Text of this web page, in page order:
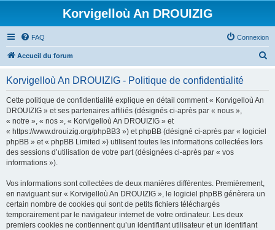
Korvigelloù An DROUIZIG
FAQ Connexion
Accueil du forum
Korvigelloù An DROUIZIG - Politique de confidentialité
Cette politique de confidentialité explique en détail comment « Korvigelloù An
DROUIZIG » et ses partenaires affiliés (désignés ci-après par « nous »,
« notre », « nos », « Korvigelloù An DROUIZIG » et
« https://www.drouizig.org/phpBB3 ») et phpBB (désigné ci-après par « logiciel
phpBB » et « phpBB Limited ») utilisent toutes les informations collectées lors
des sessions d’utilisation de votre part (désignées ci-après par « vos
informations »).
Vos informations sont collectées de deux manières différentes. Premièrement,
en naviguant sur « Korvigelloù An DROUIZIG », le logiciel phpBB génèrera un
certain nombre de cookies qui sont de petits fichiers téléchargés
temporairement par le navigateur internet de votre ordinateur. Les deux
premiers cookies ne contiennent qu’un identifiant utilisateur et un identifiant